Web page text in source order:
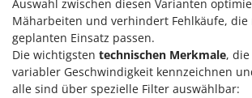
Auswahl zwischen diesen Varianten
Mäharbeiten und verhindert Fehlkäufe, die
geplanten Einsatz passen.
Die wichtigsten technischen Merkmale,
variabler Geschwindigkeit kennzeichnen
alle sind über spezielle Filter auswählbar: